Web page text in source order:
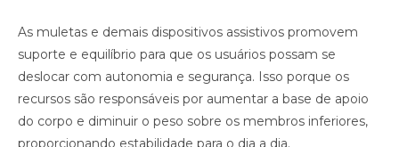
As muletas e demais dispositivos assistivos promovem
suporte e equilíbrio para que os usuários possam se
deslocar com autonomia e segurança. Isso porque os
recursos são responsáveis por aumentar a base de apoio
do corpo e diminuir o peso sobre os membros inferiores,
proporcionando estabilidade para o dia a dia.